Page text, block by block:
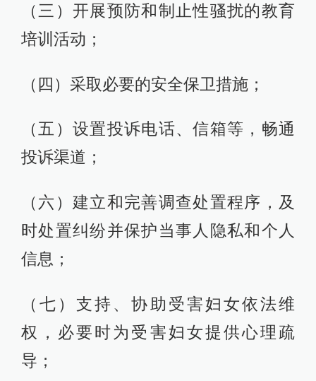
（三）开展预防和制止性骚扰的教育
培训活动；
（四）采取必要的安全保卫措施；
（五）设置投诉电话、信箱等，畅通
投诉渠道；
（六）建立和完善调查处置程序，及
时处置纠纷并保护当事人隐私和个人
信息；
（七）支持、协助受害妇女依法维
权，必要时为受害妇女提供心理疏
导；